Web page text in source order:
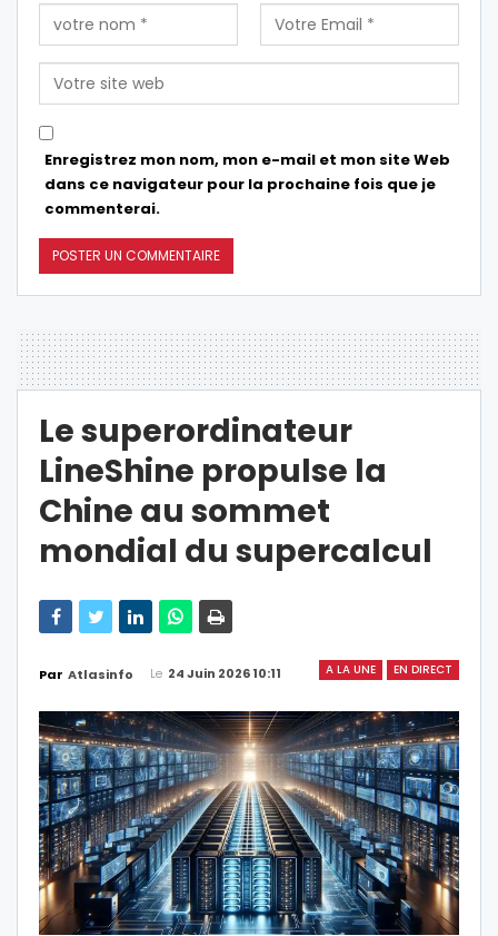
Enregistrez mon nom, mon e-mail et mon site Web
dans ce navigateur pour la prochaine fois que je
commenterai.
Le superordinateur
LineShine propulse la
Chine au sommet
mondial du supercalcul
A LA UNE EN DIRECT
Par Atlasinfo Le 24 Juin 2026 10:11